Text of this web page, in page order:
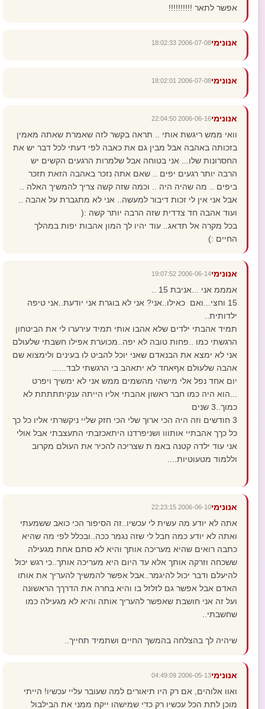
אפשר לתאר !!!!!!!!!!
אנונימי2006-07-08 18:02:33
אנונימי2006-07-08 18:02:01
אנונימי2006-06-16 22:04:50
וואי ממש ריגשת אותי .. תראה בקשר לזה שאמרת שאתה מאמין
בזכותה באהבה אבל מבין גם את כאבה לפי דעתי לכל דבר יש את
החסרונות שלו... אני בטוחה אבל שלמרות הרגעים הקשים יש
הרבה יותר רגעים יפים .. שאם אתה נזכר באהבה הזאת תזכר
ביפים .. מה שהיה היה .. וכמה שזה קשה צריך להמשיך האלה ..
אבל אני אין לי זכות דיבור למעשה.. אני לא מתגברת על אהבה ..
ועוד אהבה חד צדדית שזה הרבה יותר קשה :(
בכל מקרה אל תדאג.. עוד יהיו לך המון אהבות יפות במהלך
החיים :)
אנונימי2006-06-14 19:07:52
אמממ אני ...אניבת 15 ..
15 וחצי...ואם כאילו..אני? אני לא בוגרת אני יודעת..אני טיפה
ילדותית..
תמיד אהבתי ילדים שלא אהבו אותי תמיד עירערו לי את הביטחון
הרגשתי כמו ..פחות טובה לא יפה..מכוערת אפילו חשבתי שלעולם
אני לא ימצא את הבנאדם שאני יוכל להביט לו בעינים ולימצוא שם
אהבה שלעולם אףאחד לא יתאהב בי הרגשתי לבד......
יום אחד נפל אלי מישהי מהשמים ממש אני לא ימשיך ויפרט
...הוא היה כמו חבר ראשון אהבתי אליו הייתה ענקיתתתתת לא
כמוך..3 שנים
3 חודשים וזה היה הכי ארוך שלי הכי חזק שליי ניקשרתי אליו כל כך
כל כךך אהבתיי אותווו ושניפרדנו היתאכזבתי התעצבתי אבל אולי
אני עוד ילדה קטנה באמ ת שצריכה להכיר את העולם מקרוב
וללמוד מטעוטיות....
אנונימי2006-06-10 22:23:15
אתה לא יודע מה עשית לי עכשיו..זה הסיפור הכי כואב ששמעתי
ואתה לא יודע כמה חבל לי שזה נגמר ככה..ובכלל לפי מה שהיא
כתבה רואים שהיא מעריכה אותך והיא לא סתם אחת מגעילה
ששכחה וזרקה אותך אלא עד היום היא מעריכה אותך..כי רגש יכול
להיעלם ודבר יכול להיגמר..אבל אפשר להמשיך להעריך את אותו
האדם אבל אפשר גם לזלזל בו והיא בחרה את הדרךך הראשונה
ועל זה אני חושבת שאפשר להעריך אותה והיא לא מגעילה כמו
שחשבתי..
שיהיה לך בהצלחה בהמשך החיים ושתמיד תחייך..
אנונימי2006-05-13 04:49:09
ואוו אלוהים, אם רק היו תיאורים למה שעובר עליי עכשיו! הייתי
מוכן לתת הכל עכשיו רק כדי שמישהו ייקח ממני את הבילבול